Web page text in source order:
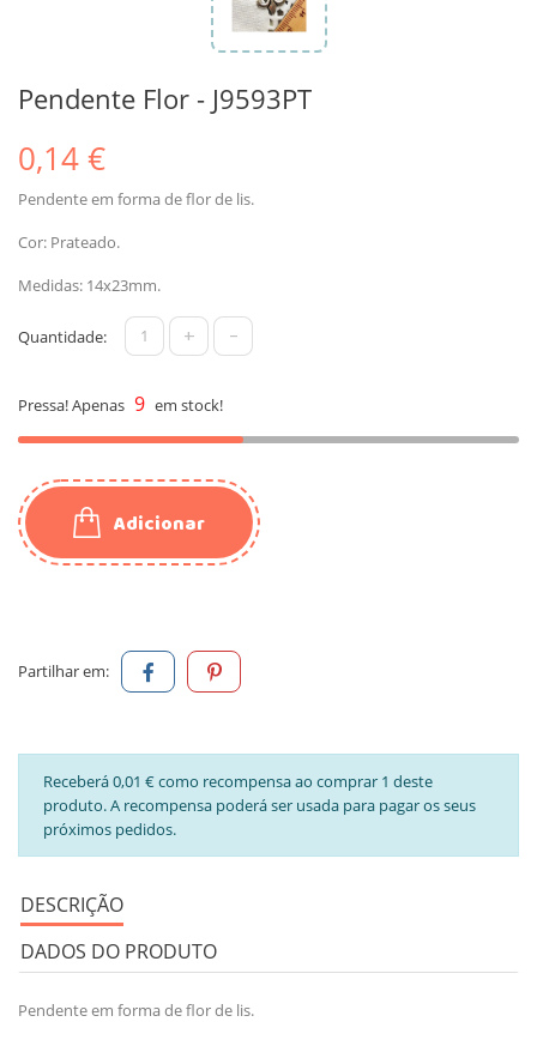
Pendente Flor - J9593PT
0,14 €
Pendente em forma de flor de lis.
Cor: Prateado.
Medidas: 14x23mm.
Quantidade: + -
Pressa! Apenas 9 em stock!
Adicionar
Partilhar em:
Receberá 0,01 € como recompensa ao comprar 1 deste
produto. A recompensa poderá ser usada para pagar os seus
próximos pedidos.
DESCRIÇÃO
DADOS DO PRODUTO
Pendente em forma de flor de lis.